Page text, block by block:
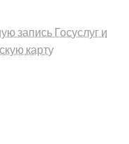
запись Госуслуг и
карту